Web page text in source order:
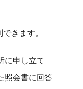
きます。
に申し立て
照会書に回答